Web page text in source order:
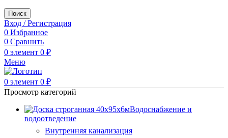
Поиск
Вход / Регистрация
0 Избранное
0 Сравнить
0 элемент 0 ₽
Меню
0 элемент 0 ₽
Просмотр категорий
Водоснабжение и
водоотведение
Внутренняя канализация